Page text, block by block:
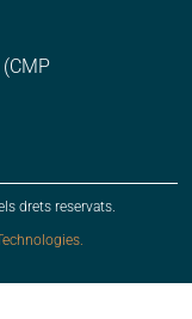
drets reservats.